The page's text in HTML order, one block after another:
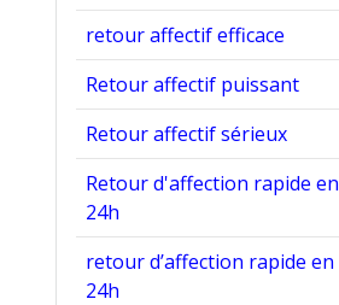
retour affectif efficace
Retour affectif puissant
Retour affectif sérieux
Retour d'affection rapide en
24h
retour d’affection rapide en
24h